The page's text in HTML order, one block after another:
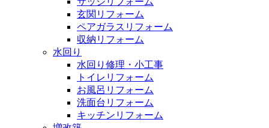
玄関リフォーム
ペアガラスリフォーム
収納リフォーム
水回り
水回り修理・小工事
トイレリフォーム
お風呂リフォーム
洗面台リフォーム
キッチンリフォーム